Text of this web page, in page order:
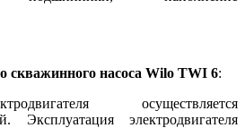
скважинного насоса Wilo TWI 6:
осуществляется
Эксплуатация электродвигателя